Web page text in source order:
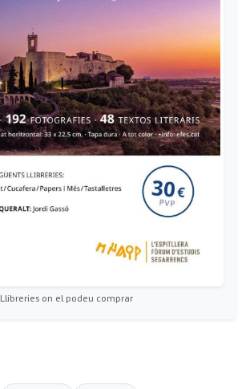
Llibreries on el podeu comprar